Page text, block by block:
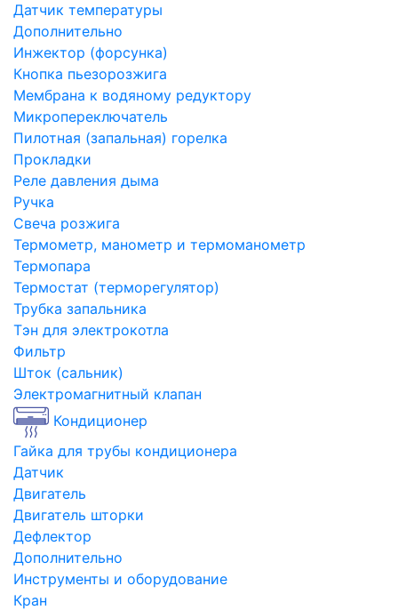
Датчик температуры
Дополнительно
Инжектор (форсунка)
Кнопка пьезорозжига
Мембрана к водяному редуктору
Микропереключатель
Пилотная (запальная) горелка
Прокладки
Реле давления дыма
Ручка
Свеча розжига
Термометр, манометр и термоманометр
Термопара
Термостат (терморегулятор)
Трубка запальника
Тэн для электрокотла
Фильтр
Шток (сальник)
Электромагнитный клапан
Кондиционер
Гайка для трубы кондиционера
Датчик
Двигатель
Двигатель шторки
Дефлектор
Дополнительно
Инструменты и оборудование
Кран